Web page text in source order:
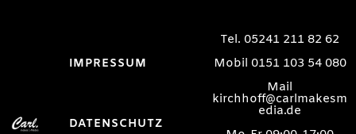
IMPRESSUM
DATENSCHUTZ
Tel. 05241 211 82 62
Mobil 0151 103 54 080
Mail
kirchhoff@carlmakesm
edia.de